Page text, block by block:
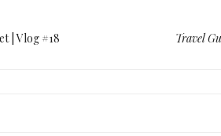
| Vlog #18 Travel